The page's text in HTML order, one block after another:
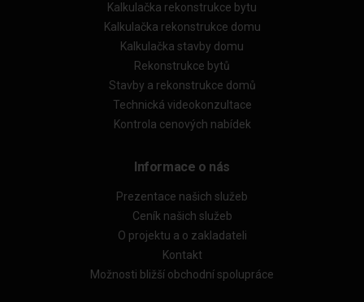
Kalkulačka rekonstrukce bytu
Kalkulačka rekonstrukce domu
Kalkulačka stavby domu
Rekonstrukce bytů
Stavby a rekonstrukce domů
Technická videokonzultace
Kontrola cenových nabídek
Informace o nás
Prezentace našich služeb
Ceník našich služeb
O projektu a o zakladateli
Kontakt
Možnosti bližší obchodní spolupráce